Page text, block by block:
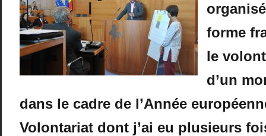
forme
le
d’un
dans le cadre de l’Année
Volontariat dont j’ai eu plusieurs